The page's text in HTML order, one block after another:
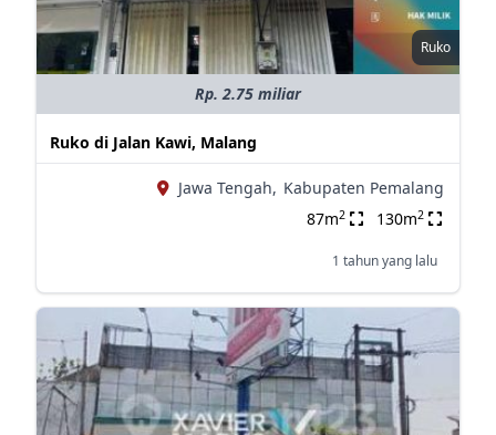
Ruko
Rp. 2.75 miliar
Ruko di Jalan Kawi, Malang
Jawa Tengah, Kabupaten Pemalang
87m2 130m2
1 tahun yang lalu